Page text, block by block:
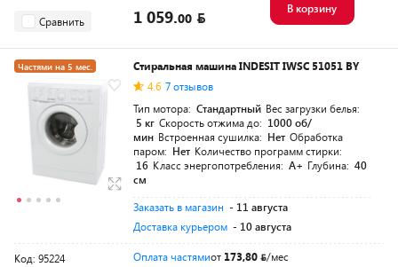
Сравнить 1 059.00
В корзину
Частями на 5 мес.
Стиральная машина INDESIT IWSC 51051 BY
4.6 7 отзывов
Тип мотора: Стандартный Вес загрузки белья:
5 кг Скорость отжима до: 1000 об/
мин Встроенная сушилка: Нет Обработка
паром: Нет Количество программ стирки:
16 Класс энергопотребления: A+ Глубина: 40
см
Заказать в магазин - 11 августа
Доставка курьером - 10 августа
Код: 95224 Оплата частямиот 173,80
/мес